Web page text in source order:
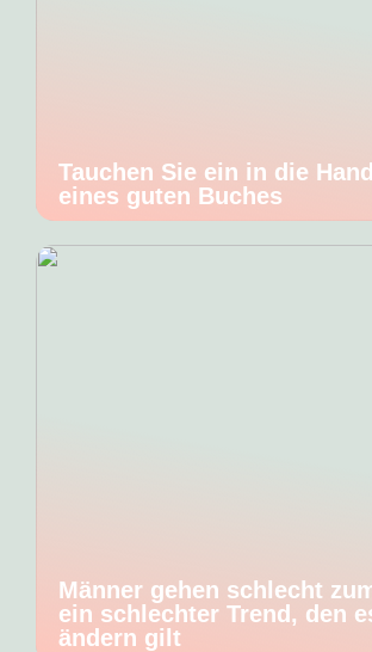
Tauchen Sie ein in die
eines guten Buches
Männer gehen schlecht
ein schlechter Trend, den
ändern gilt